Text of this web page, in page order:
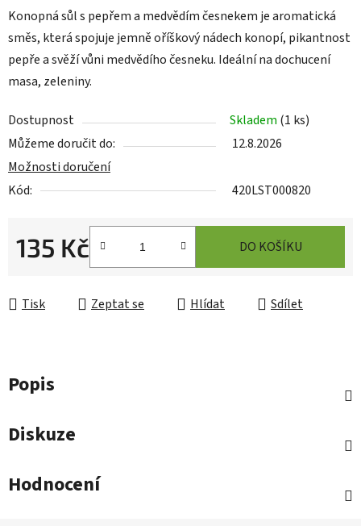
Konopná sůl s pepřem a medvědím česnekem je aromatická
směs, která spojuje jemně oříškový nádech konopí, pikantnost
pepře a svěží vůni medvědího česneku. Ideální na dochucení
masa, zeleniny.
Dostupnost Skladem (1 ks)
Můžeme doručit do:
12.8.2026
Možnosti doručení
Kód:
420LST000820
135 Kč DO KOŠÍKU
Tisk Zeptat se Hlídat Sdílet
Popis
Diskuze
Hodnocení